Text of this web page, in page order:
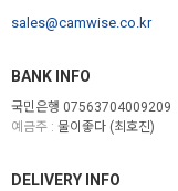
sales@camwise.co.kr
BANK INFO
국민은행 07563704009209
예금주 : 물이좋다 (최호진)
DELIVERY INFO